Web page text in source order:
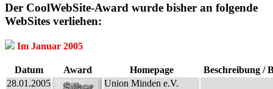
Der CoolWebSite-Award wurde bisher an folgende
WebSites verliehen:
Im Januar 2005
Datum Award Homepage
Beschreibung /
28.01.2005
Union Minden e.V.